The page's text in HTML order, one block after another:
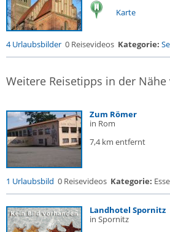
Karte
4 Urlaubsbilder 0 Reisevideos Kategorie:
Weitere Reisetipps in der
Zum Römer
in Rom
7,4 km entfernt
1 Urlaubsbild 0 Reisevideos Kategorie:
Landhotel Spornitz
in Spornitz